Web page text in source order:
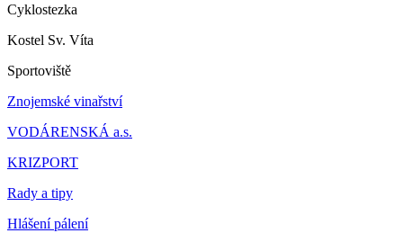
Cyklostezka
Kostel Sv. Víta
Sportoviště
Znojemské vinařství
VODÁRENSKÁ a.s.
KRIZPORT
Rady a tipy
Hlášení pálení